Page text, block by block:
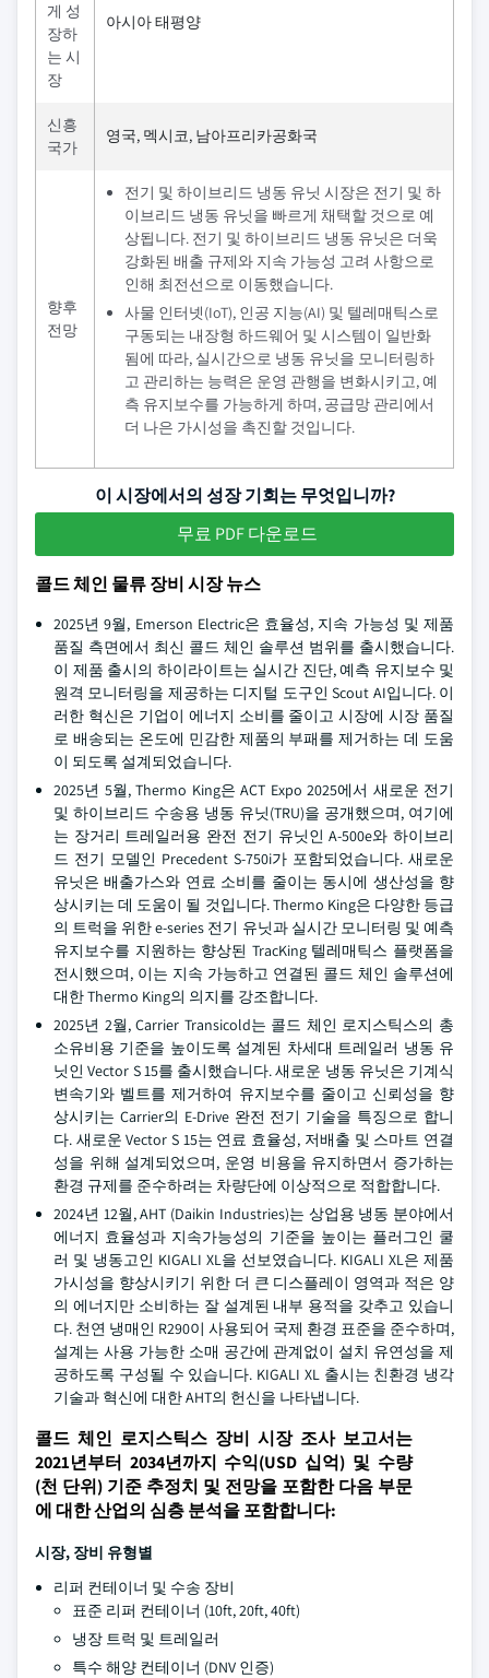
게 성
장하
는 시
장
아시아 태평양
신흥
국가
영국, 멕시코, 남아프리카공화국
향후
전망
전기 및 하이브리드 냉동 유닛 시장은 전기 및 하
이브리드 냉동 유닛을 빠르게 채택할 것으로 예
상됩니다. 전기 및 하이브리드 냉동 유닛은 더욱
강화된 배출 규제와 지속 가능성 고려 사항으로
인해 최전선으로 이동했습니다.
사물 인터넷(IoT), 인공 지능(AI) 및 텔레매틱스로
구동되는 내장형 하드웨어 및 시스템이 일반화
됨에 따라, 실시간으로 냉동 유닛을 모니터링하
고 관리하는 능력은 운영 관행을 변화시키고, 예
측 유지보수를 가능하게 하며, 공급망 관리에서
더 나은 가시성을 촉진할 것입니다.
이 시장에서의 성장 기회는 무엇입니까?
무료 PDF 다운로드
콜드 체인 물류 장비 시장 뉴스
2025년 9월, Emerson Electric은 효율성, 지속 가능성 및 제품
품질 측면에서 최신 콜드 체인 솔루션 범위를 출시했습니다.
이 제품 출시의 하이라이트는 실시간 진단, 예측 유지보수 및
원격 모니터링을 제공하는 디지털 도구인 Scout AI입니다. 이
러한 혁신은 기업이 에너지 소비를 줄이고 시장에 시장 품질
로 배송되는 온도에 민감한 제품의 부패를 제거하는 데 도움
이 되도록 설계되었습니다.
2025년 5월, Thermo King은 ACT Expo 2025에서 새로운 전기
및 하이브리드 수송용 냉동 유닛(TRU)을 공개했으며, 여기에
는 장거리 트레일러용 완전 전기 유닛인 A-500e와 하이브리
드 전기 모델인 Precedent S-750i가 포함되었습니다. 새로운
유닛은 배출가스와 연료 소비를 줄이는 동시에 생산성을 향
상시키는 데 도움이 될 것입니다. Thermo King은 다양한 등급
의 트럭을 위한 e-series 전기 유닛과 실시간 모니터링 및 예측
유지보수를 지원하는 향상된 TracKing 텔레매틱스 플랫폼을
전시했으며, 이는 지속 가능하고 연결된 콜드 체인 솔루션에
대한 Thermo King의 의지를 강조합니다.
2025년 2월, Carrier Transicold는 콜드 체인 로지스틱스의 총
소유비용 기준을 높이도록 설계된 차세대 트레일러 냉동 유
닛인 Vector S 15를 출시했습니다. 새로운 냉동 유닛은 기계식
변속기와 벨트를 제거하여 유지보수를 줄이고 신뢰성을 향
상시키는 Carrier의 E-Drive 완전 전기 기술을 특징으로 합니
다. 새로운 Vector S 15는 연료 효율성, 저배출 및 스마트 연결
성을 위해 설계되었으며, 운영 비용을 유지하면서 증가하는
환경 규제를 준수하려는 차량단에 이상적으로 적합합니다.
2024년 12월, AHT (Daikin Industries)는 상업용 냉동 분야에서
에너지 효율성과 지속가능성의 기준을 높이는 플러그인 쿨
러 및 냉동고인 KIGALI XL을 선보였습니다. KIGALI XL은 제품
가시성을 향상시키기 위한 더 큰 디스플레이 영역과 적은 양
의 에너지만 소비하는 잘 설계된 내부 용적을 갖추고 있습니
다. 천연 냉매인 R290이 사용되어 국제 환경 표준을 준수하며,
설계는 사용 가능한 소매 공간에 관계없이 설치 유연성을 제
공하도록 구성될 수 있습니다. KIGALI XL 출시는 친환경 냉각
기술과 혁신에 대한 AHT의 헌신을 나타냅니다.
콜드 체인 로지스틱스 장비 시장 조사 보고서는
2021년부터 2034년까지 수익(USD 십억) 및 수량
(천 단위) 기준 추정치 및 전망을 포함한 다음 부문
에 대한 산업의 심층 분석을 포함합니다:
시장, 장비 유형별
리퍼 컨테이너 및 수송 장비
표준 리퍼 컨테이너 (10ft, 20ft, 40ft)
냉장 트럭 및 트레일러
특수 해양 컨테이너 (DNV 인증)